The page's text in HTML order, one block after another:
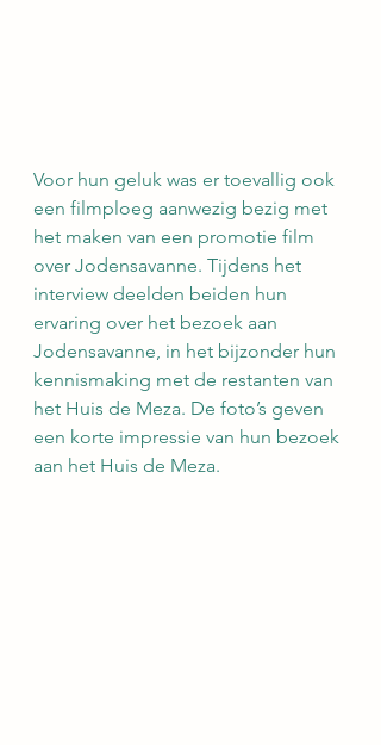
Voor hun geluk was er toevallig ook
een filmploeg aanwezig bezig met
het maken van een promotie film
over Jodensavanne. Tijdens het
interview deelden beiden hun
ervaring over het bezoek aan
Jodensavanne, in het bijzonder hun
kennismaking met de restanten van
het Huis de Meza. De foto’s geven
een korte impressie van hun bezoek
aan het Huis de Meza.